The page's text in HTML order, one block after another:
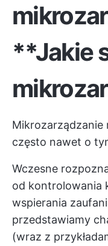
**Jakie
Mikrozarządzanie
często nawet o
Wczesne
od kontrolowania
wspierania
przedstawiamy
(wraz z